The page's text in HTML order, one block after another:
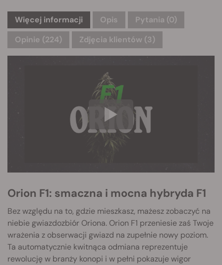
Więcej informacji Opis Pytania (0)
Opinie (224)
Zdjęcia klientów (3)
Orion F1: smaczna i mocna hybryda F1
Bez względu na to, gdzie mieszkasz, mażesz zobaczyć na
niebie gwiazdozbiór Oriona. Orion F1 przeniesie zaś Twoje
wrażenia z obserwacji gwiazd na zupełnie nowy poziom.
Ta automatycznie kwitnąca odmiana reprezentuje
rewolucję w branży konopi i w pełni pokazuje wigor